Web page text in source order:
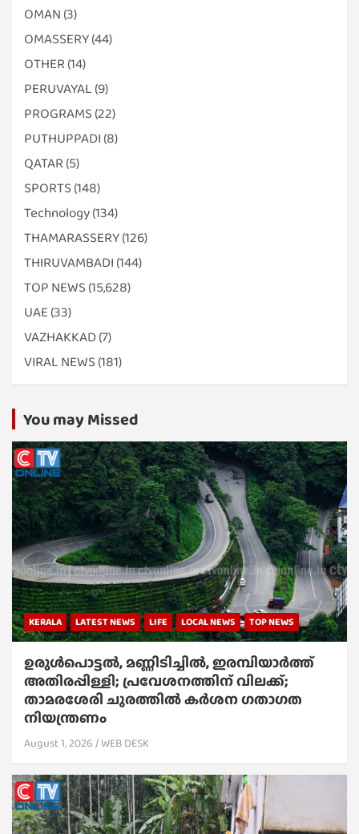
OMAN (3)
OMASSERY(44)
OTHER (14)
PERUVAYAL (9)
PROGRAMS (22)
PUTHUPPADI (8)
QATAR (5)
SPORTS (148)
Technology(134)
THAMARASSERY(126)
THIRUVAMBADI (144)
TOP NEWS (15,628)
UAE (33)
VAZHAKKAD(7)
VIRAL NEWS (181)
You may Missed
KERALA LATEST NEWS LIFE LOCAL NEWS TOP NEWS
ഉരുൾപൊട്ടൽ, മണ്ണിടിച്ചിൽ, ഇരമ്പിയാര്‍ത്ത്
അതിരപ്പിള്ളി; പ്രവേശനത്തിന് വിലക്ക്;
താമരശേരി ചുരത്തില്‍ കര്‍ശന ഗതാഗത
നിയന്ത്രണം
August 1, 2026 WEB DESK